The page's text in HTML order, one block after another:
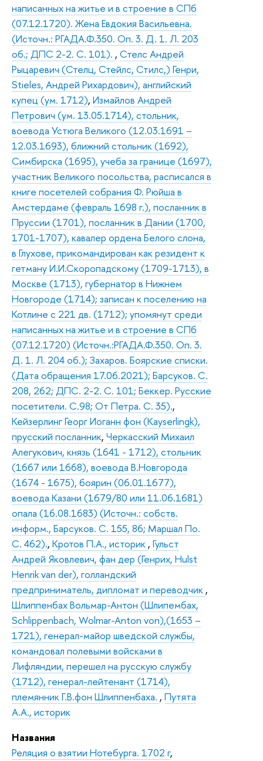
написанных на житье и в строение в СПб
(07.12.1720). Жена Евдокия Васильевна.
(Источн.: РГАДА.Ф.350. Оп. 3. Д. 1. Л. 203
об.; ДПС 2-2. С. 101). , Стелс Андрей
Рыцаревич (Стелц, Стейлс, Стилс,) Генри,
Stiеles, Андрей Рихардович), английский
купец (ум. 1712), Измайлов Андрей
Петрович (ум. 13.05.1714), стольник,
воевода Устюга Великого (12.03.1691 –
12.03.1693), ближний стольник (1692),
Симбирска (1695), учеба за границе (1697),
участник Великого посольства, расписался в
книге посетелей собрания Ф. Рюйша в
Амстердаме (февраль 1698 г.), посланник в
Пруссии (1701), посланник в Дании (1700,
1701-1707), кавалер ордена Белого слона,
в Глухове, прикомандирован как резидент к
гетману И.И.Скоропадскому (1709-1713), в
Москве (1713), губернатор в Нижнем
Новгороде (1714); записан к поселению на
Котлине с 221 дв. (1712); упомянут среди
написанных на житье и в строение в СПб
(07.12.1720) (Источн.:РГАДА.Ф.350. Оп. 3.
Д. 1. Л. 204 об.); Захаров. Боярские списки.
(Дата обращения 17.06.2021); Барсуков. С.
208, 262; ДПС. 2-2. С. 101; Беккер. Русские
посетители. С.98; От Петра. С. 35).,
Кейзерлинг Георг Иоганн фон (Kayserlingk),
прусский посланник, Черкасский Михаил
Алегукович, князь (1641 - 1712), стольник
(1667 или 1668), воевода В.Новгорода
(1674 - 1675), боярин (06.01.1677),
воевода Казани (1679/80 или 11.06.1681)
опала (16.08.1683) (Источн.: собств.
информ., Барсуков. С. 155, 86; Маршал По.
С. 462)., Кротов П.А., историк , Гульст
Андрей Яковлевич, фан дер (Генрих, Hulst
Henrik van der), голландский
предприниматель, дипломат и переводчик ,
Шлиппенбах Вольмар-Антон (Шлипембах,
Schlippenbach, Wolmar-Anton von),(1653 –
1721), генерал-майор шведской службы,
командовал полевыми войсками в
Лифляндии, перешел на русскую службу
(1712), генерал-лейтенант (1714),
племянник Г.В.фон Шлиппенбаха. , Путята
А.А., историк
Названия
Реляция о взятии Нотебурга. 1702 г,